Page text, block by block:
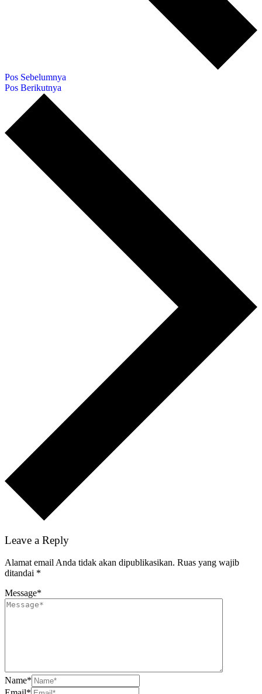
Pos Sebelumnya
Pos Berikutnya
Leave a Reply
Alamat email Anda tidak akan dipublikasikan. Ruas yang wajib
ditandai *
Message*
Name*